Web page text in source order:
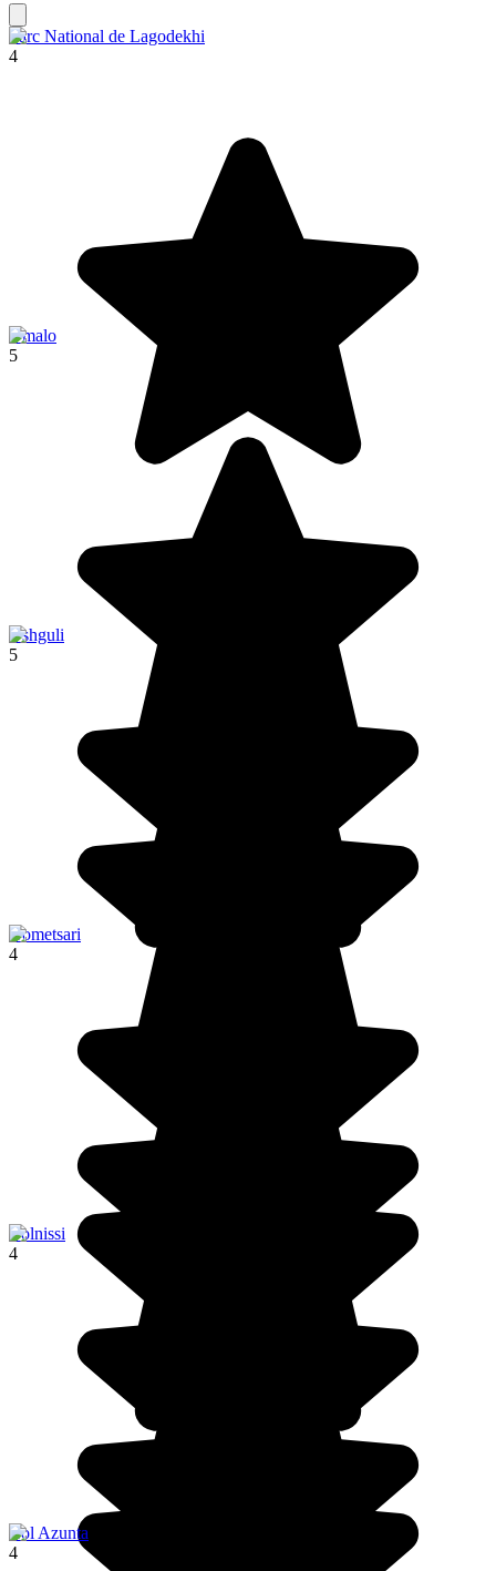
Parc National de Lagodekhi
4
Omalo
5
Ushguli
5
Gometsari
4
Bolnissi
4
Col Azunta
4